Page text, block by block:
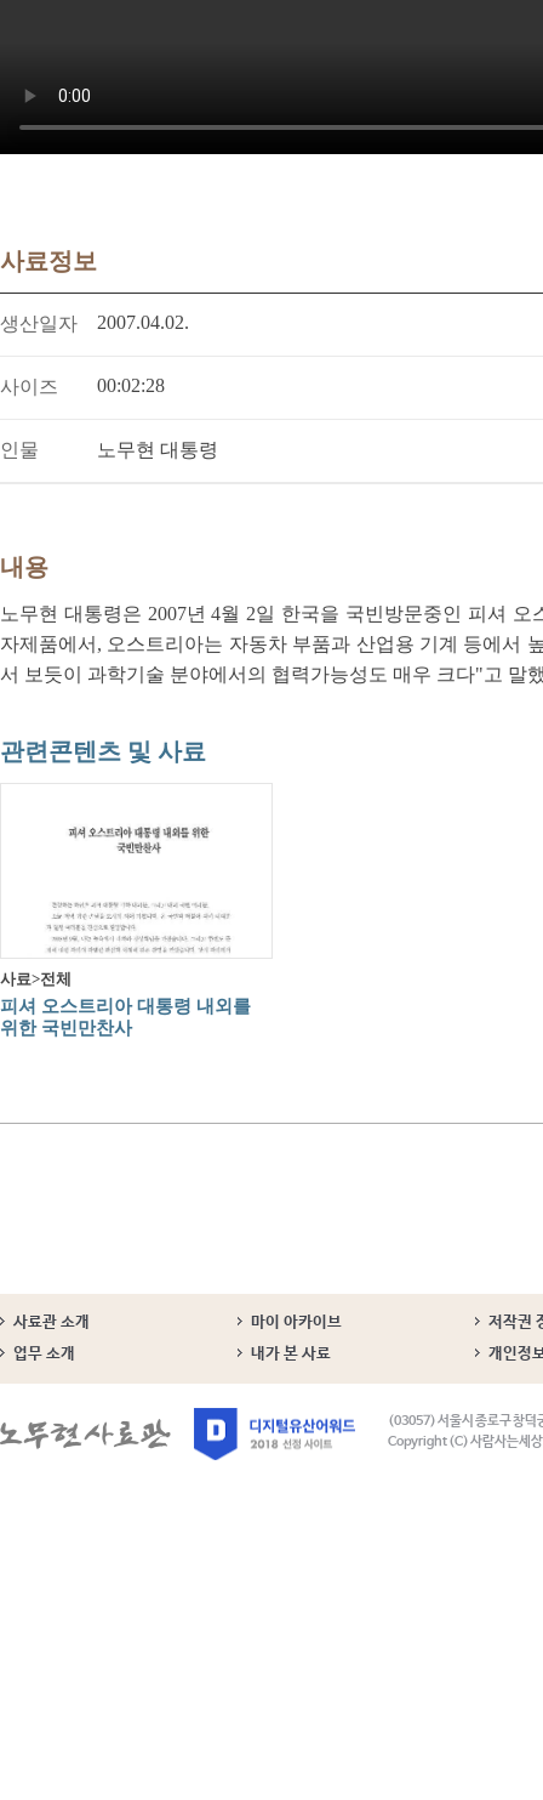
사료정보
생산일자 2007.04.02.
사이즈 00:02:28
인물 노무현 대통령
내용
노무현 대통령은 2007년 4월 2일 한국을 국빈방문중인 피셔
자제품에서, 오스트리아는 자동차 부품과 산업용 기계 등에서
서 보듯이 과학기술 분야에서의 협력가능성도 매우 크다"고 말
관련콘텐츠 및 사료
사료>전체
피셔 오스트리아 대통령 내외를
위한 국빈만찬사
사료관 소개 마이 아카이브
저작권
업무 소개
내가 본 사료 개인정
(03057) 서울시 종로구 창덕
Copyright (C) 사람사는세